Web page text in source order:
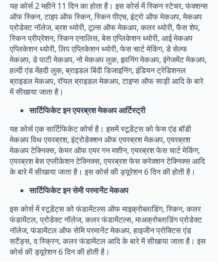
यह कोर्स 2 महीने 11 दिन का होता है। इस कोर्स में स्किन स्टेचर, फंक्शन्स
ऑफ स्किन, टाइप ऑफ स्किन, स्किन पीएच, इंट्रो ऑफ मेकअप, मेकअप
प्रोडेक्ट नॉलेज, ब्रश थ्योरी, टूल्स ऑफ मेकअप, कलर थ्योरी, फैस शेप,
स्किन प्रीप्रेशन, स्किन एनालिस, बेस एप्लिकेशन थ्योरी, आई मेकअप
एप्लिकेशन थ्योरी, लिप एप्लिकेशन थ्योरी, फेस चार्ट मेकिंग, डे सेल्फ
मेकअप, डे पाटी मेकअप, नो मेकअप लुक, इवनिंग मेकअप, इंगेजमेंट मेकअप,
हल्दी एंड मेंहदी लुक, ब्राइडल बिंदी डिजाइनिंग, इंडियन ट्रेडिशनल
ब्राइडल मेकअप, रॉयल ब्राइडल मेकअप, टाइप्स ऑफ साड़ी आदि के बारे
में सीखाया जाता है।
सार्टिफिकेट इन एयरब्रश मेकअप आर्टिस्ट्री
यह कोर्स एक सार्टिफिकेट कोर्स है। इसमें स्टूडेंट्स को फेस एंड बॉडी
मेकअप विथ एयरब्रश, इंट्रोडेक्शन ऑफ एयरब्रश मेकअप, एयरब्रश
मेकअप टेक्निक्स, केयर ऑफ एयर गन मशीन, एयरब्रश फेस चार्ट मेकिंग,
एयरब्रश बेस एप्लीकेशन टेक्निक्स, एयरब्रश फेस करेक्शन टेक्निक्स आदि
के बारे में सीखाया जाता है। इस कोर्स की ड्यूरेशन 6 दिन की होती है।
सार्टिफिकेट इन सेमी परमानेंट मेकअप
इस कोर्स में स्टूडेंट्स को फंडामेंटल्स ऑफ माइक्रोब्लाडिंग, स्किन, कलर
फंडामेंटल, प्रोडेक्ट नॉलेज, कलर फंडामेंटल्स, माअक्रोब्लाडिंग प्रोडेक्ट
नॉलेज, फंडामेंटल ऑफ सेमि परमानेंट मेकअप, हाइजीन प्रोक्टिस एंड
सटैंड्स, द स्क्रिन, कलर फंडामेंटल आदि के बारे में सीखाया जाता है। इस
कोर्स की ड्यूरेशन 6 दिन की होती है।